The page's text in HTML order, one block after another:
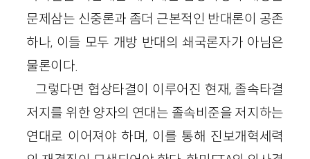
문제삼는 신중론과 좀더 근본적인 반대론이 공존
하나, 이들 모두 개방 반대의 쇄국론자가 아님은
물론이다.
그렇다면 협상타결이 이루어진 현재, 졸속타결
저지를 위한 양자의 연대는 졸속비준을 저지하는
연대로 이어져야 하며, 이를 통해 진보개혁세력